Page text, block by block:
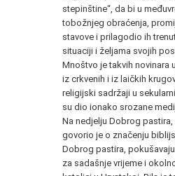
stepinštine“, da bi u
tobožnjeg obraćenja,
stavove i prilagodio ih
situaciji i željama svojih
Mnoštvo je takvih novinara
iz crkvenih i iz laičkih
religijski sadržaji u
su dio ionako srozane
Na nedjelju Dobrog
govorio je o značenju
Dobrog pastira,
za sadašnje vrijeme i